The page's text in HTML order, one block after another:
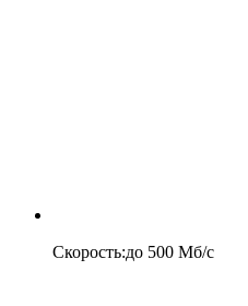
Скорость:до 500 Мб/c